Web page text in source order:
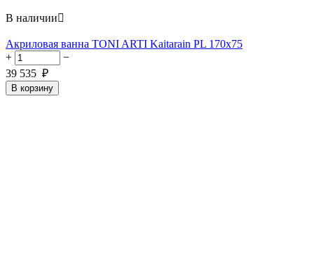
В наличии
Акриловая ванна TONI ARTI Kaitarain PL 170x75
+
−
39 535 ₽
В корзину